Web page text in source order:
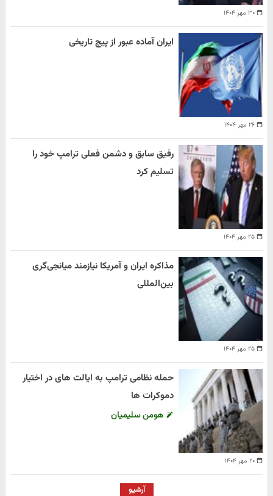
۳۰ مهر ۱۴۰۴
۲۶ مهر ۱۴۰۴
ایران آماده عبور از پیچ تاریخی
۲۵ مهر ۱۴۰۴
رفیق سابق و دشمن فعلی ترامپ خود را
تسلیم کرد
۲۵ مهر ۱۴۰۴
مذاکره ایران و آمریکا نیازمند میانجی‌گری
بین‌المللی
۲۰ مهر ۱۴۰۴
حمله نظامی ترامپ به ایالت های در اختیار
دموکرات ها
هومن سلیمیان
آرشیو